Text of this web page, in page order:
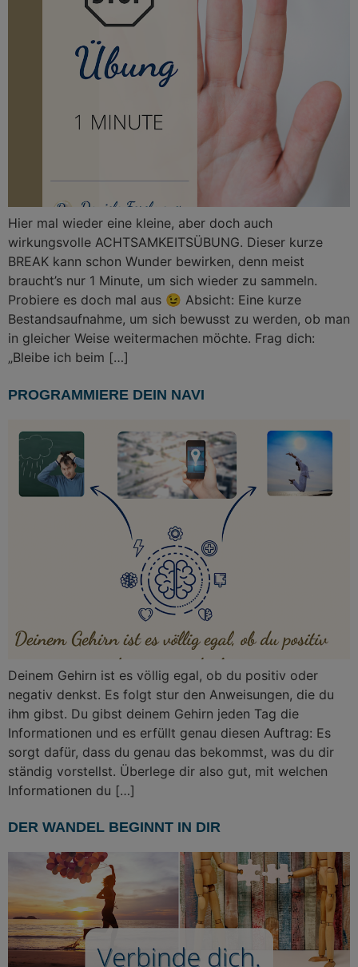
Hier mal wieder eine kleine, aber doch auch
wirkungsvolle ACHTSAMKEITSÜBUNG. Dieser kurze
BREAK kann schon Wunder bewirken, denn meist
braucht’s nur 1 Minute, um sich wieder zu sammeln.
Probiere es doch mal aus 😉 Absicht: Eine kurze
Bestandsaufnahme, um sich bewusst zu werden, ob man
in gleicher Weise weitermachen möchte. Frag dich:
„Bleibe ich beim […]
PROGRAMMIERE DEIN NAVI
Deinem Gehirn ist es völlig egal, ob du positiv oder
negativ denkst. Es folgt stur den Anweisungen, die du
ihm gibst. Du gibst deinem Gehirn jeden Tag die
Informationen und es erfüllt genau diesen Auftrag: Es
sorgt dafür, dass du genau das bekommst, was du dir
ständig vorstellst. Überlege dir also gut, mit welchen
Informationen du […]
DER WANDEL BEGINNT IN DIR